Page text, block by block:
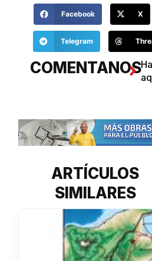
Facebook X
Telegram
COMENTANOS
ARTÍCULOS
SIMILARES